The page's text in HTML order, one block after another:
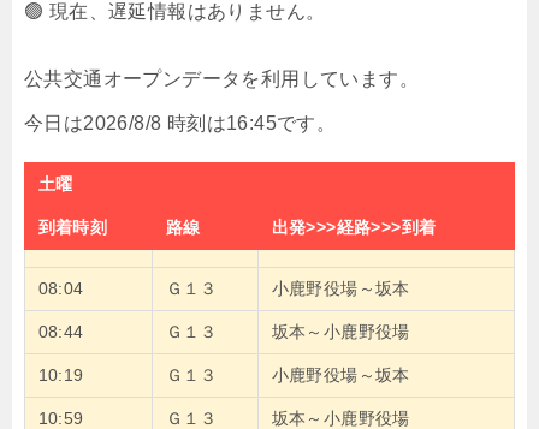
🟢 現在、遅延情報はありません。
公共交通オープンデータを利用しています。
今日は2026/8/8 時刻は16:45です。
土曜
到着時刻 路線 出発>>>経路>>>到着
08:04 Ｇ１３ 小鹿野役場～坂本
08:44 Ｇ１３ 坂本～小鹿野役場
10:19 Ｇ１３ 小鹿野役場～坂本
10:59 Ｇ１３ 坂本～小鹿野役場